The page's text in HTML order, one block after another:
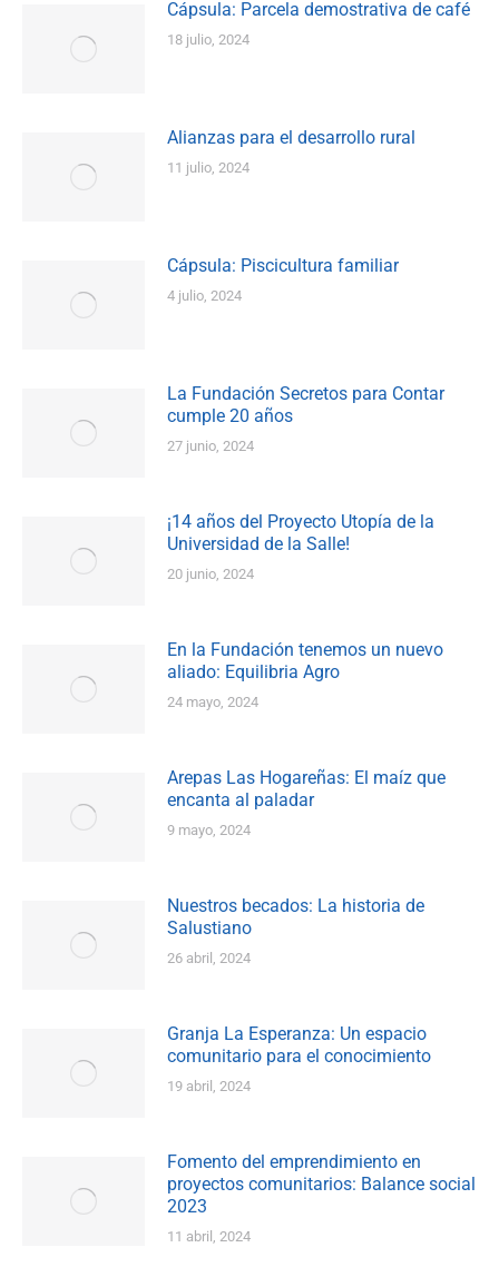
Cápsula: Parcela demostrativa de café
18 julio, 2024
Alianzas para el desarrollo rural
11 julio, 2024
Cápsula: Piscicultura familiar
4 julio, 2024
La Fundación Secretos para Contar
cumple 20 años
27 junio, 2024
¡14 años del Proyecto Utopía de la
Universidad de la Salle!
20 junio, 2024
En la Fundación tenemos un nuevo
aliado: Equilibria Agro
24 mayo, 2024
Arepas Las Hogareñas: El maíz que
encanta al paladar
9 mayo, 2024
Nuestros becados: La historia de
Salustiano
26 abril, 2024
Granja La Esperanza: Un espacio
comunitario para el conocimiento
19 abril, 2024
Fomento del emprendimiento en
proyectos comunitarios: Balance social
2023
11 abril, 2024